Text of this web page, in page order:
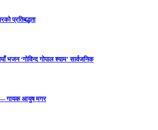
प्रतिबद्धता
भजन ‘गोविन्द गोपाल श्याम’ सार्वजनिक
— गायक आयुष मगर